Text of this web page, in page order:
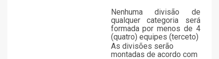
Nenhuma divisão de
qualquer categoria será
formada por menos de 4
(quatro) equipes (terceto)
As divisões serão
montadas de acordo com